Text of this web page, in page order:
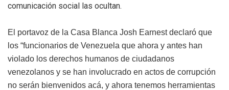
comunicación social las ocultan.
El portavoz de la Casa Blanca Josh Earnest declaró que
los “funcionarios de Venezuela que ahora y antes han
violado los derechos humanos de ciudadanos
venezolanos y se han involucrado en actos de corrupción
no serán bienvenidos acá, y ahora tenemos herramientas